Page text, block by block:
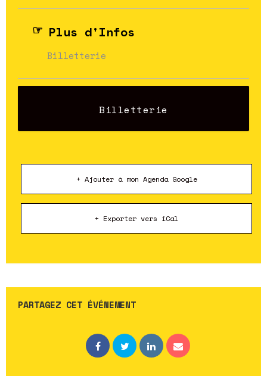
Plus d'Infos
Billetterie
Billetterie
+ Ajouter à mon Agenda Google
+ Exporter vers iCal
PARTAGEZ CET ÉVÉNEMENT